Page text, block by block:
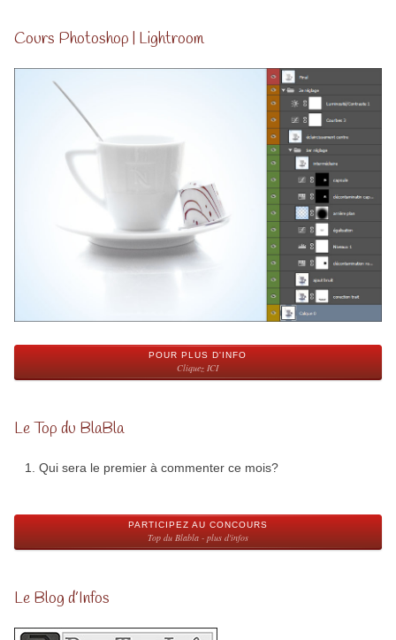
Cours Photoshop | Lightroom
POUR PLUS D'INFO
Cliquez ICI
Le Top du BlaBla
Qui sera le premier à commenter ce mois?
PARTICIPEZ AU CONCOURS
Top du Blabla - plus d'infos
Le Blog d’Infos